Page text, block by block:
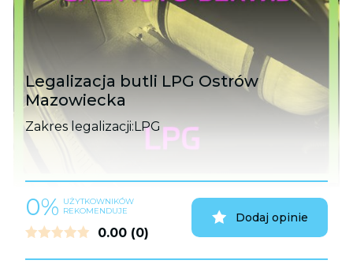
Legalizacja butli LPG Ostrów
Mazowiecka
Zakres legalizacji:LPG
0% UŻYTKOWNIKÓW
REKOMENDUJE
0.00 (0)
Dodaj opinie